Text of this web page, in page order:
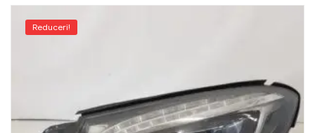
Reduceri!